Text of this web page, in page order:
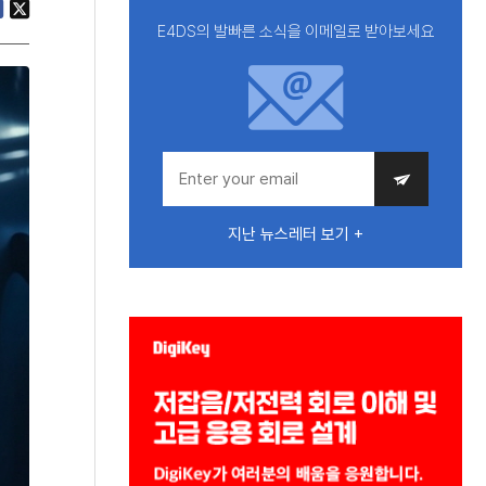
E4DS의 발빠른 소식을 이메일로 받아보세요
지난 뉴스레터 보기 +